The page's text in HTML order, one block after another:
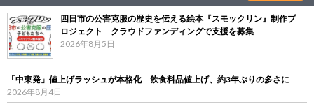
四日市の公害克服の歴史を伝える絵本『スモックリン』制作プ
ロジェクト クラウドファンディングで支援を募集
2026年8月5日
「中東発」値上げラッシュが本格化 飲食料品値上げ、約3年ぶりの多さに
2026年8月4日